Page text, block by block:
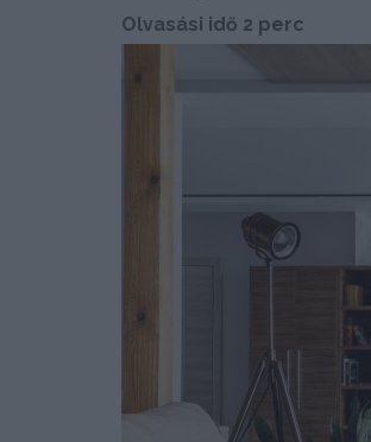
Olvasási idő 2 perc